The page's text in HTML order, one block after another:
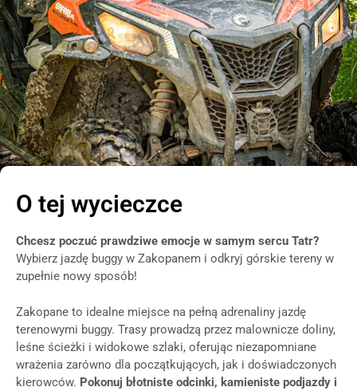
O tej wycieczce
Chcesz poczuć prawdziwe emocje w samym sercu Tatr?
Wybierz jazdę buggy w Zakopanem i odkryj górskie tereny w
zupełnie nowy sposób!
Zakopane to idealne miejsce na pełną adrenaliny jazdę
terenowymi buggy. Trasy prowadzą przez malownicze doliny,
leśne ścieżki i widokowe szlaki, oferując niezapomniane
wrażenia zarówno dla początkujących, jak i doświadczonych
kierowców. Pokonuj błotniste odcinki, kamieniste podjazdy i